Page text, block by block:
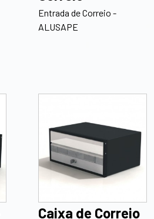
Entrada de Correio -
ALUSAPE
Caixa de Correio